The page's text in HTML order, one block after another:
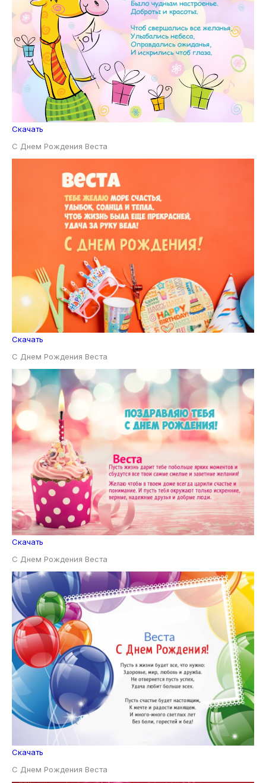
Скачать
С Днем Рождения Веста
Скачать
С Днем Рождения Веста
Скачать
С Днем Рождения Веста
Скачать
С Днем Рождения Веста